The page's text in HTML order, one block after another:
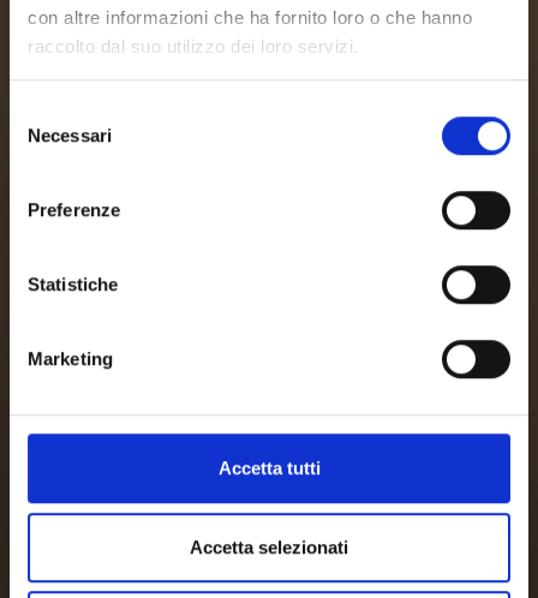
con altre informazioni che ha fornito loro o che hanno
raccolto dal suo utilizzo dei loro servizi.
delNecessari
Preferenze
Statistiche
Marketing
Accetta tutti
Accetta selezionati